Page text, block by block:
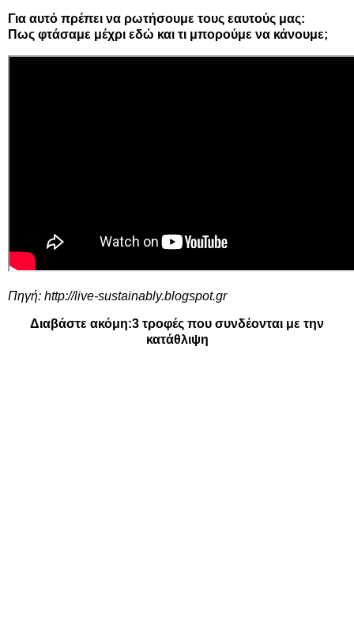
Για αυτό πρέπει να ρωτήσουμε τους εαυτούς μας:
Πως φτάσαμε μέχρι εδώ και τι μπορούμε να κάνουμε;
Πηγή: http://live-sustainably.blogspot.gr
Διαβάστε ακόμη:3 τροφές που συνδέονται με την
κατάθλιψη